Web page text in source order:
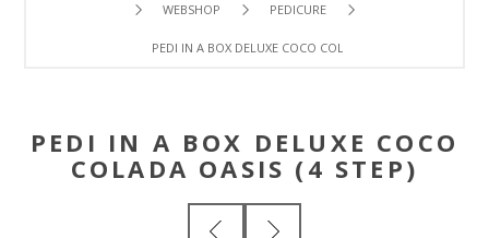
WEBSHOP PEDICURE
PEDI IN A BOX DELUXE COCO COLADA OASIS (4 STEP)
PEDI IN A BOX DELUXE COCO
COLADA OASIS (4 STEP)